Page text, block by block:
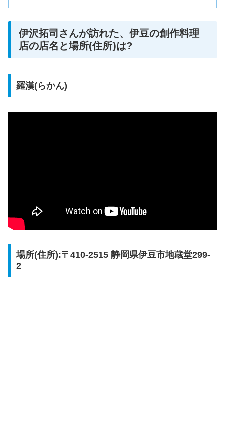
伊沢拓司さんが訪れた、伊豆の創作料理
店の店名と場所(住所)は?
羅漢(らかん)
場所(住所):〒410-2515 静岡県伊豆市地蔵堂299-
2